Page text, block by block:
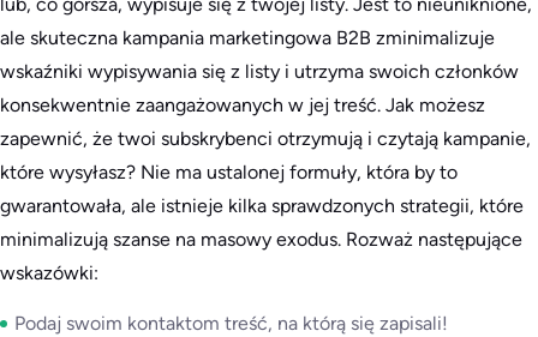
lub, co gorsza, wypisuje się z twojej listy. Jest to nieuniknione,
ale skuteczna kampania marketingowa B2B zminimalizuje
wskaźniki wypisywania się z listy i utrzyma swoich członków
konsekwentnie zaangażowanych w jej treść. Jak możesz
zapewnić, że twoi subskrybenci otrzymują i czytają kampanie,
które wysyłasz? Nie ma ustalonej formuły, która by to
gwarantowała, ale istnieje kilka sprawdzonych strategii, które
minimalizują szanse na masowy exodus. Rozważ następujące
wskazówki:
Podaj swoim kontaktom treść, na którą się zapisali!